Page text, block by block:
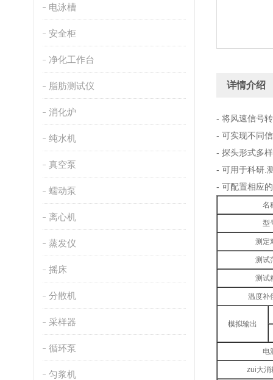
电泳槽
安全柜
净化工作台
脂肪测试仪
消化炉
纯水机
真空泵
蠕动泵
离心机
蒸发仪
摇床
分散机
采样器
循环泵
匀浆机
详情介绍
- 将风速信号
- 可实现不同
- 探头形式多
- 可用于科研.
- 可配置相应
名
型
测定
测试
测试
温度补
模拟输出
电
zui大消